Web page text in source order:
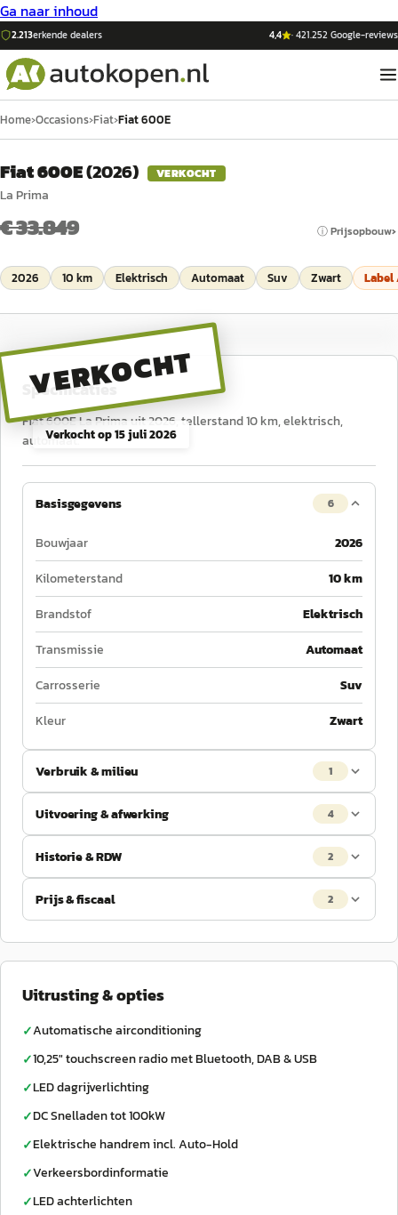
Ga naar inhoud
2.213erkende dealers 4,4 ·421.252Google-reviews
Home›Occasions›Fiat›Fiat 600E
Fiat 600E(2026) VERKOCHT
La Prima
€ 33.849 ⓘ Prijsopbouw
2026 10 km Elektrisch Automaat Suv Zwart Label
VERKOCHT
Verkocht op15 juli 2026
Specificaties
Fiat 600E La Prima uit 2026, tellerstand 10 km, elektrisch,
automaat.
Basisgegevens 6
Bouwjaar
2026
Kilometerstand
10 km
Brandstof
Elektrisch
Transmissie
Automaat
Carrosserie
Suv
Kleur
Zwart
Verbruik & milieu 1
Uitvoering & afwerking 4
Historie & RDW 2
Prijs & fiscaal 2
Uitrusting & opties
✓Automatische airconditioning
✓10,25" touchscreen radio met Bluetooth, DAB & USB
✓LED dagrijverlichting
✓DC Snelladen tot 100kW
✓Elektrische handrem incl. Auto-Hold
✓Verkeersbordinformatie
✓LED achterlichten